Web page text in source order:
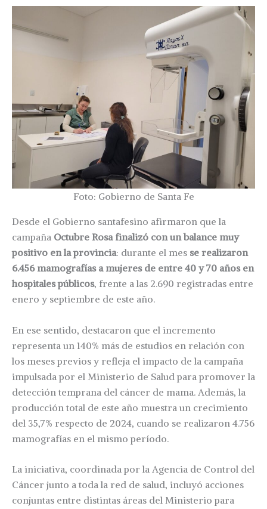
Foto: Gobierno de Santa Fe
Desde el Gobierno santafesino afirmaron que la
campaña Octubre Rosa finalizó con un balance muy
positivo en la provincia: durante el mes se realizaron
6.456 mamografías a mujeres de entre 40 y 70 años en
hospitales públicos, frente a las 2.690 registradas entre
enero y septiembre de este año.
En ese sentido, destacaron que el incremento
representa un 140% más de estudios en relación con
los meses previos y refleja el impacto de la campaña
impulsada por el Ministerio de Salud para promover la
detección temprana del cáncer de mama. Además, la
producción total de este año muestra un crecimiento
del 35,7% respecto de 2024, cuando se realizaron 4.756
mamografías en el mismo período.
La iniciativa, coordinada por la Agencia de Control del
Cáncer junto a toda la red de salud, incluyó acciones
conjuntas entre distintas áreas del Ministerio para